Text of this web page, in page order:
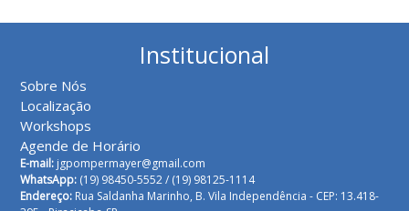
Institucional
Sobre Nós
Localização
Workshops
Agende de Horário
E-mail: jgpompermayer@gmail.com
WhatsApp: (19) 98450-5552 / (19) 98125-1114
Endereço: Rua Saldanha Marinho, B. Vila Independência - CEP: 13.418-